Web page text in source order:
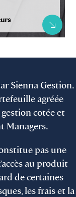
Sienna Gestion.
agréée
cotée et
Managers.
pas une
au produit
de certaines
les frais et la